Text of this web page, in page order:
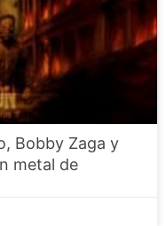
Bobby Zaga y
metal de